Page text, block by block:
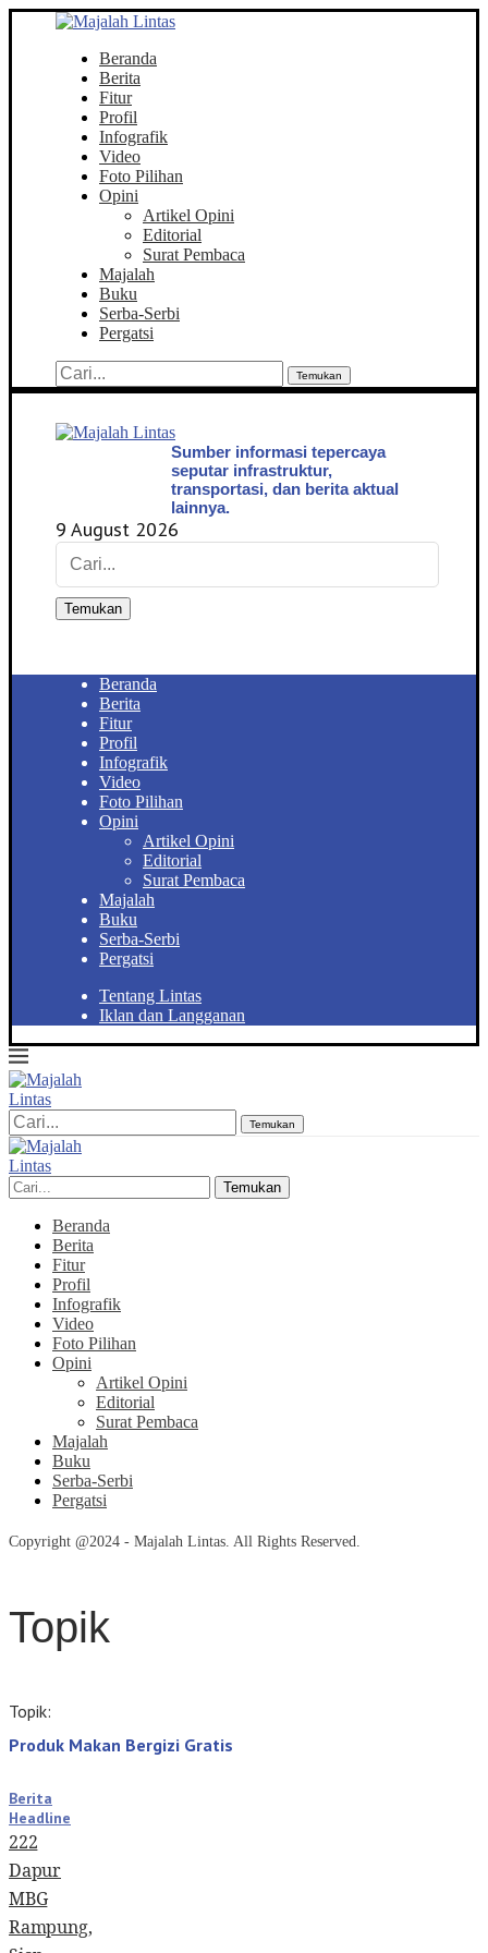
Beranda
Berita
Fitur
Profil
Infografik
Video
Foto Pilihan
Opini
Artikel Opini
Editorial
Surat Pembaca
Majalah
Buku
Serba-Serbi
Pergatsi
Temukan
Sumber informasi tepercaya
seputar infrastruktur,
transportasi, dan berita aktual
lainnya.
9 August 2026
Temukan
Beranda
Berita
Fitur
Profil
Infografik
Video
Foto Pilihan
Opini
Artikel Opini
Editorial
Surat Pembaca
Majalah
Buku
Serba-Serbi
Pergatsi
Tentang Lintas
Iklan dan Langganan
Temukan
Temukan
Beranda
Berita
Fitur
Profil
Infografik
Video
Foto Pilihan
Opini
Artikel Opini
Editorial
Surat Pembaca
Majalah
Buku
Serba-Serbi
Pergatsi
Copyright @2024 - Majalah Lintas. All Rights Reserved.
Topik
Topik:
Produk Makan Bergizi Gratis
Berita
Headline
222
Dapur
MBG
Rampung,